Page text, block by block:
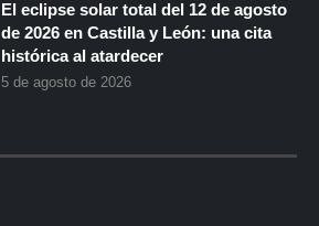
El eclipse solar total del 12 de agosto
de 2026 en Castilla y León: una cita
histórica al atardecer
5 de agosto de 2026